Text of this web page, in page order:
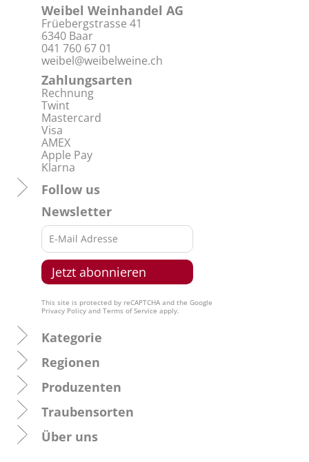
Weibel Weinhandel AG
Früebergstrasse 41
6340 Baar
041 760 67 01
weibel@weibelweine.ch
Zahlungsarten
Rechnung
Twint
Mastercard
Visa
AMEX
Apple Pay
Klarna
Follow us
Newsletter
This site is protected by reCAPTCHA and the Google
Privacy Policy and Terms of Service apply.
Kategorie
Regionen
Produzenten
Traubensorten
Über uns